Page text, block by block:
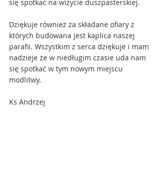
się spotkać na wizycie duszpasterskiej.
Dziękuje również za składane ofiary z
których budowana jest kaplica naszej
parafii. Wszystkim z serca dziękuje i mam
nadzieje że w niedługim czasie uda nam
się spotkać w tym nowym miejscu
modlitwy.
Ks Andrzej